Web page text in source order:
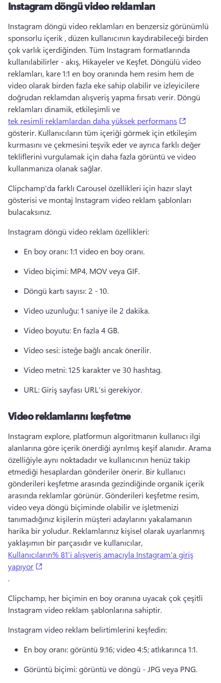
Instagram döngü video reklamları
sponsorlu içerik , düzen kullanıcının kaydırabileceği birden
çok varlık içerdiğinden. Tüm Instagram formatlarında
kullanılabilirler - akış, Hikayeler ve Keşfet. Döngülü video
reklamları, kare 1:1 en boy oranında hem resim hem de
video olarak birden fazla eke sahip olabilir ve izleyicilere
doğrudan reklamdan alışveriş yapma fırsatı verir. Döngü
reklamları dinamik, etkileşimli ve
tek resimli reklamlardan daha yüksek performans
gösterir. Kullanıcıların tüm içeriği görmek için etkileşim
kurmasını ve çekmesini teşvik eder ve ayrıca farklı değer
tekliflerini vurgulamak için daha fazla görüntü ve video
kullanmanıza olanak sağlar.
Clipchamp'da farklı Carousel özellikleri için hazır slayt
gösterisi ve montaj Instagram video reklam şablonları
bulacaksınız.
Instagram döngü video reklam özellikleri:
En boy oranı: 1:1 video en boy oranı.
Video biçimi: MP4, MOV veya GIF.
Döngü kartı sayısı: 2 - 10.
Video uzunluğu: 1 saniye ile 2 dakika.
Video boyutu: En fazla 4 GB.
Video sesi: isteğe bağlı ancak önerilir.
Video metni: 125 karakter ve 30 hashtag.
URL: Giriş sayfası URL'si gerekiyor.
Video reklamlarını keşfetme
Instagram explore, platformun algoritmanın kullanıcı ilgi
alanlarına göre içerik önerdiği ayrılmış keşif alanıdır. Arama
özelliğiyle aynı noktadadır ve kullanıcının henüz takip
etmediği hesaplardan gönderiler önerir. Bir kullanıcı
gönderileri keşfetme arasında gezindiğinde organik içerik
arasında reklamlar görünür. Gönderileri keşfetme resim,
video veya döngü biçiminde olabilir ve işletmenizi
tanımadığınız kişilerin müşteri adaylarını yakalamanın
harika bir yoludur. Reklamlarınız kişisel olarak uyarlanmış
yaklaşımın bir parçasıdır ve kullanıcılar,
Kullanıcıların% 81'i alışveriş amacıyla Instagram'a giriş
yapıyor
.
Clipchamp, her biçimin en boy oranına uyacak çok çeşitli
Instagram video reklam şablonlarına sahiptir.
Instagram video reklam belirtimlerini keşfedin:
En boy oranı: görüntü 9:16; video 4:5; atlıkarınca 1:1.
Görüntü biçimi: görüntü ve döngü - JPG veya PNG.